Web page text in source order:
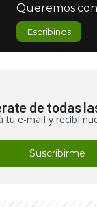
Queremos
Escribinos
de todas
tu e-mail y recibí
Suscribirme